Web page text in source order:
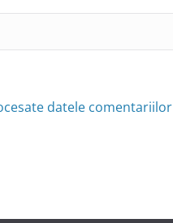
datele comentariilor